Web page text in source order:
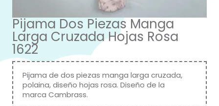
Pijama Dos Piezas Manga
Larga Cruzada Hojas Rosa
1622
Pijama de dos piezas manga larga cruzada,
polaina, diseño hojas rosa. Diseño de la
marca Cambrass.